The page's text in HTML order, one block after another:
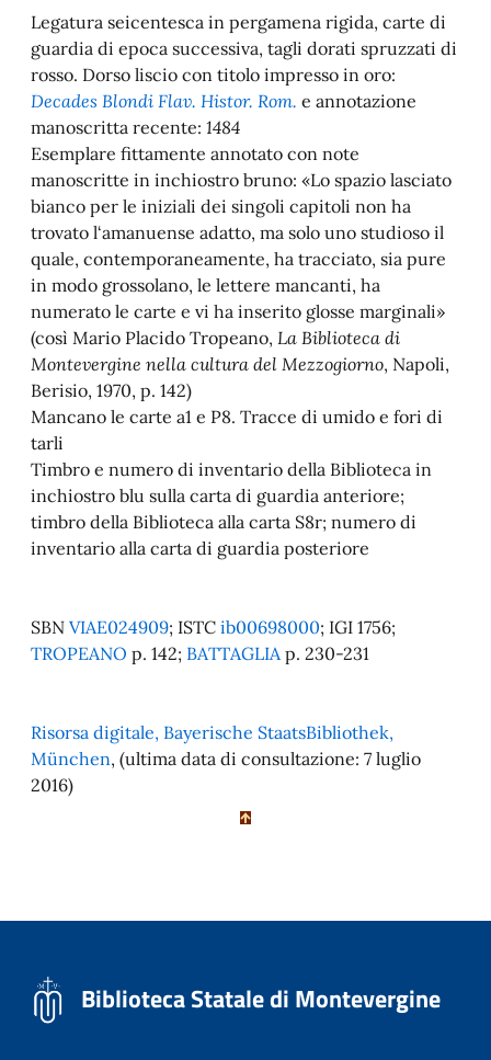
Legatura seicentesca in pergamena rigida, carte di
guardia di epoca successiva, tagli dorati spruzzati di
rosso. Dorso liscio con titolo impresso in oro:
Decades Blondi Flav. Histor. Rom. e annotazione
manoscritta recente: 1484
Esemplare fittamente annotato con note
manoscritte in inchiostro bruno: «Lo spazio lasciato
bianco per le iniziali dei singoli capitoli non ha
trovato l‘amanuense adatto, ma solo uno studioso il
quale, contemporaneamente, ha tracciato, sia pure
in modo grossolano, le lettere mancanti, ha
numerato le carte e vi ha inserito glosse marginali»
(così Mario Placido Tropeano, La Biblioteca di
Montevergine nella cultura del Mezzogiorno, Napoli,
Berisio, 1970, p. 142)
Mancano le carte a1 e P8. Tracce di umido e fori di
tarli
Timbro e numero di inventario della Biblioteca in
inchiostro blu sulla carta di guardia anteriore;
timbro della Biblioteca alla carta S8r; numero di
inventario alla carta di guardia posteriore
SBN VIAE024909; ISTC ib00698000; IGI 1756;
TROPEANO p. 142; BATTAGLIA p. 230-231
Risorsa digitale, Bayerische StaatsBibliothek,
München, (ultima data di consultazione: 7 luglio
2016)
Biblioteca Statale di Montevergine